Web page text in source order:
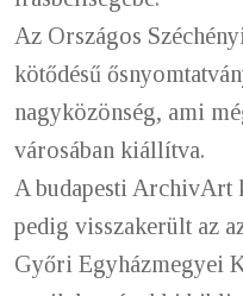
Az Országos
kötődésű
nagyközönség, ami
városában kiállítva.
A budapesti ArchivArt
pedig visszakerült az
Győri Egyházmegyei